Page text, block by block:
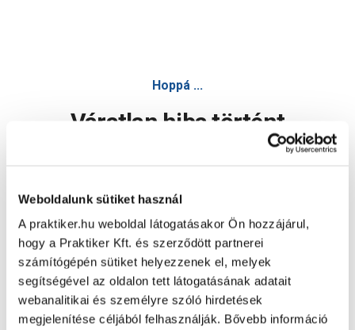
Weboldalunk sütiket használ
A praktiker.hu weboldal látogatásakor Ön hozzájárul,
hogy a Praktiker Kft. és szerződött partnerei
számítógépén sütiket helyezzenek el, melyek
segítségével az oldalon tett látogatásának adatait
webanalitikai és személyre szóló hirdetések
megjelenítése céljából felhasználják. Bővebb információ
Hoppá ...
Váratlan hiba történt
Oldal újratöltése